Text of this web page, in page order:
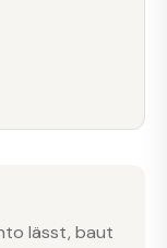
lässt, baut